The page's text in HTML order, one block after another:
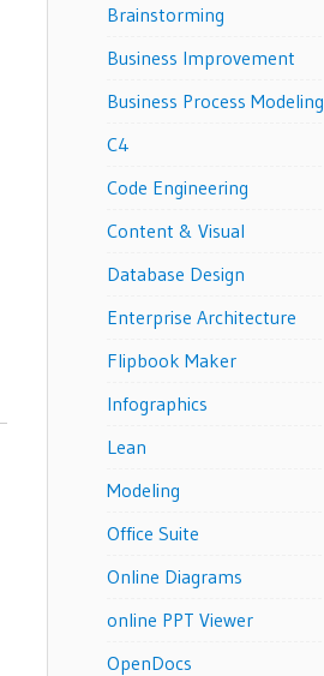
Brainstorming
Business Improvement
Business Process Modeling
C4
Code Engineering
Content & Visual
Database Design
Enterprise Architecture
Flipbook Maker
Infographics
Lean
Modeling
Office Suite
Online Diagrams
online PPT Viewer
OpenDocs